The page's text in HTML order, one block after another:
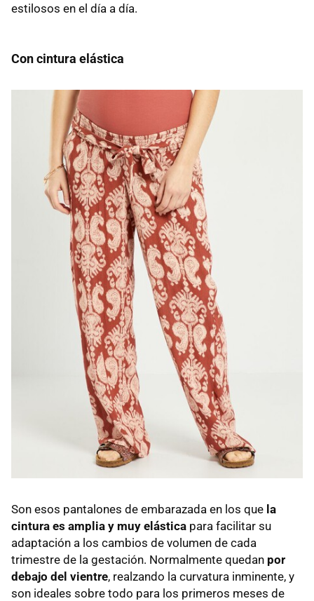
estilosos en el día a día.
Con cintura elástica
Son esos pantalones de embarazada en los que la
cintura es amplia y muy elástica para facilitar su
adaptación a los cambios de volumen de cada
trimestre de la gestación. Normalmente quedan por
debajo del vientre, realzando la curvatura inminente, y
son ideales sobre todo para los primeros meses de